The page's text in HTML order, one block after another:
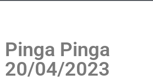
Pinga Pinga
20/04/2023